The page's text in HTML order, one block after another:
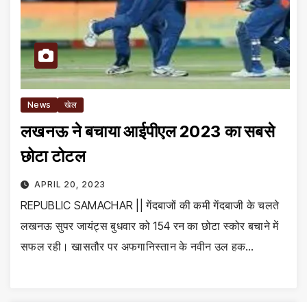
News खेल
लखनऊ ने बचाया आईपीएल 2023 का सबसे
छोटा टोटल
APRIL 20, 2023
REPUBLIC SAMACHAR || गेंदबाजों की कमी गेंदबाजी के चलते
लखनऊ सुपर जायंट्स बुधवार को 154 रन का छोटा स्कोर बचाने में
सफल रही। खासतौर पर अफगानिस्तान के नवीन उल हक…